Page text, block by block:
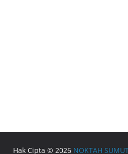
Hak Cipta © 2026 NOKTAH